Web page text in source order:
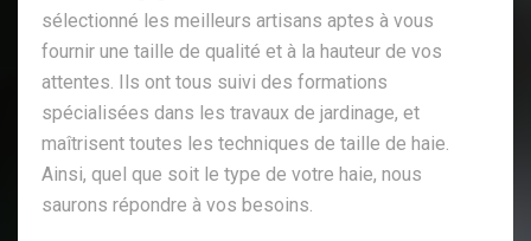
sélectionné les meilleurs artisans aptes à vous
fournir une taille de qualité et à la hauteur de vos
attentes. Ils ont tous suivi des formations
spécialisées dans les travaux de jardinage, et
maîtrisent toutes les techniques de taille de haie.
Ainsi, quel que soit le type de votre haie, nous
saurons répondre à vos besoins.